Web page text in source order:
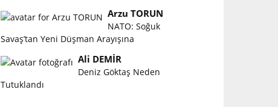
Arzu TORUN
NATO: Soğuk
Savaş’tan Yeni Düşman Arayışına
Ali DEMİR
Deniz Göktaş Neden
Tutuklandı